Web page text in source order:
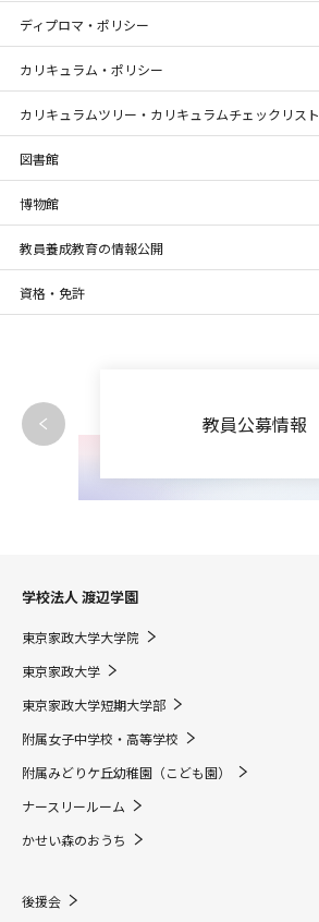
ディプロマ・ポリシー
カリキュラム・ポリシー
カリキュラムツリー・カリキュラムチェックリスト
図書館
博物館
教員養成教育の情報公開
資格・免許
教員公募情報
学校法人 渡辺学園
東京家政大学大学院
東京家政大学
東京家政大学短期大学部
附属女子中学校・高等学校
附属みどりケ丘幼稚園（こども園）
ナースリールーム
かせい森のおうち
後援会